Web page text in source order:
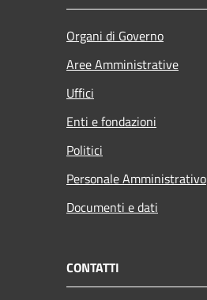
Organi di Governo
Aree Amministrative
Uffici
Enti e fondazioni
Politici
Personale Amministrativo
Documenti e dati
CONTATTI